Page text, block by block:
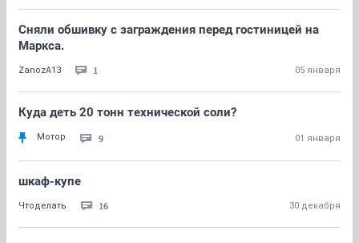
Сняли обшивку с заграждения перед гостиницей на
Маркса.
ZanozA13 1 05 января
Куда деть 20 тонн технической соли?
Мотор 9 01 января
шкаф-купе
Чтоделaть 16 30 декабря